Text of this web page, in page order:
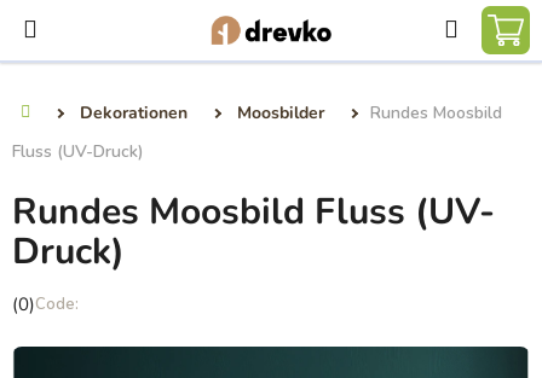
Inhalt
springen
Suchen
Dekorationen Moosbilder
Rundes Moosbild
Fluss (UV-Druck)
Rundes Moosbild Fluss (UV-
Druck)
Die
Produktbewertung
(0)